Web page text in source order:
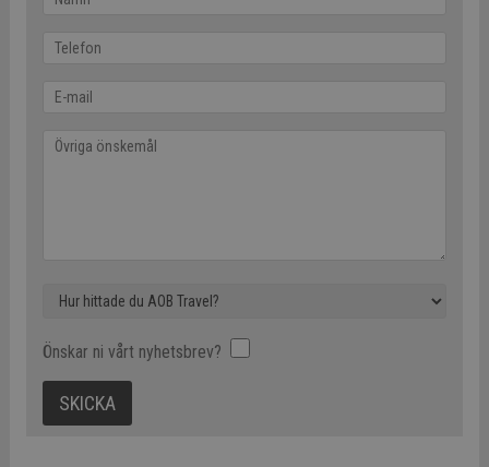
Önskar ni vårt nyhetsbrev?